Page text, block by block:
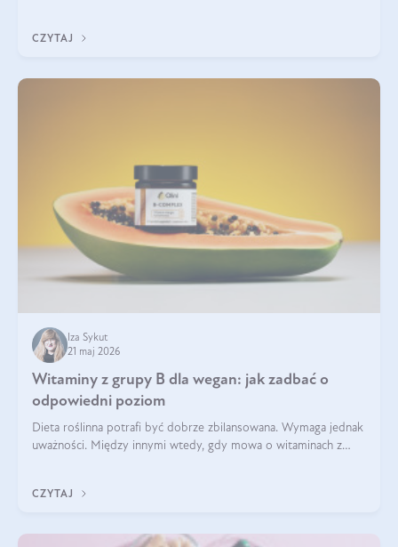
CZYTAJ
Iza Sykut
21 maj 2026
Witaminy z grupy B dla wegan: jak zadbać o
odpowiedni poziom
Dieta roślinna potrafi być dobrze zbilansowana. Wymaga jednak
uważności. Między innymi wtedy, gdy mowa o witaminach z
CZYTAJ